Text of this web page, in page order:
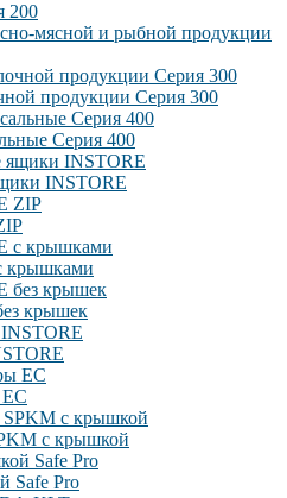
мясной и рыбной продукции
продукции Серия 300
Серия 400
INSTORE
крышками
крышек
с крышкой
Safe Pro